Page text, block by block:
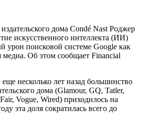
дома Condé Nast Роджер
искусственного интеллекта (ИИ)
урон поисковой системе Google как
медиа. Об этом сообщает Financial
несколько лет назад большинство
дома (Glamour, GQ, Tatler,
Vogue, Wired) приходилось на
эта доля сократилась всего до